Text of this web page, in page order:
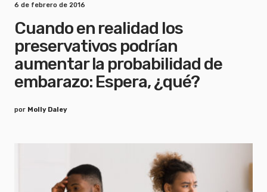
6 de febrero de 2016
Cuando en realidad los
preservativos podrían
aumentar la probabilidad de
embarazo: Espera, ¿qué?
por Molly Daley